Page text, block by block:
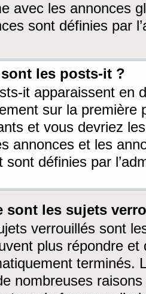
avec les annonces
sont définies par
sont les posts-it ?
it apparaissent en
sur la première
et vous devriez
annonces et les
sont définies par
sont les sujets
verrouillés sont
plus répondre
terminés.
nombreuses